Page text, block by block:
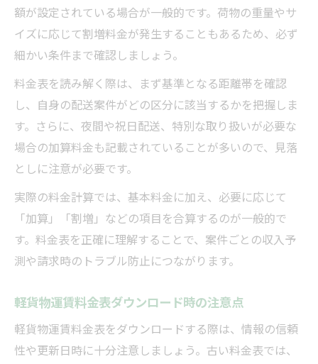
額が設定されている場合が一般的です。荷物の重量やサ
イズに応じて割増料金が発生することもあるため、必ず
細かい条件まで確認しましょう。
料金表を読み解く際は、まず基準となる距離帯を確認
し、自身の配送案件がどの区分に該当するかを把握しま
す。さらに、夜間や祝日配送、特別な取り扱いが必要な
場合の加算料金も記載されていることが多いので、見落
としに注意が必要です。
実際の料金計算では、基本料金に加え、必要に応じて
「加算」「割増」などの項目を合算するのが一般的で
す。料金表を正確に理解することで、案件ごとの収入予
測や請求時のトラブル防止につながります。
軽貨物運賃料金表ダウンロード時の注意点
軽貨物運賃料金表をダウンロードする際は、情報の信頼
性や更新日時に十分注意しましょう。古い料金表では、